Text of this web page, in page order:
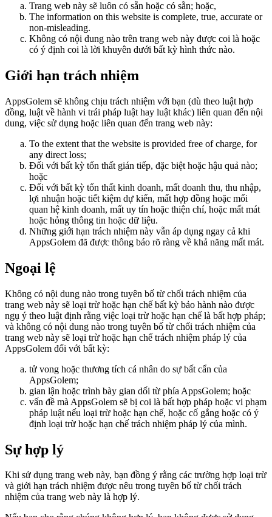
Trang web này sẽ luôn có sẵn hoặc có sẵn; hoặc,
The information on this website is complete, true, accurate or
non-misleading.
Không có nội dung nào trên trang web này được coi là hoặc
có ý định coi là lời khuyên dưới bất kỳ hình thức nào.
Giới hạn trách nhiệm
AppsGolem sẽ không chịu trách nhiệm với bạn (dù theo luật hợp
đồng, luật về hành vi trái pháp luật hay luật khác) liên quan đến nội
dung, việc sử dụng hoặc liên quan đến trang web này:
To the extent that the website is provided free of charge, for
any direct loss;
Đối với bất kỳ tổn thất gián tiếp, đặc biệt hoặc hậu quả nào;
hoặc
Đối với bất kỳ tổn thất kinh doanh, mất doanh thu, thu nhập,
lợi nhuận hoặc tiết kiệm dự kiến, mất hợp đồng hoặc mối
quan hệ kinh doanh, mất uy tín hoặc thiện chí, hoặc mất mát
hoặc hỏng thông tin hoặc dữ liệu.
Những giới hạn trách nhiệm này vẫn áp dụng ngay cả khi
AppsGolem đã được thông báo rõ ràng về khả năng mất mát.
Ngoại lệ
Không có nội dung nào trong tuyên bố từ chối trách nhiệm của
trang web này sẽ loại trừ hoặc hạn chế bất kỳ bảo hành nào được
ngụ ý theo luật định rằng việc loại trừ hoặc hạn chế là bất hợp pháp;
và không có nội dung nào trong tuyên bố từ chối trách nhiệm của
trang web này sẽ loại trừ hoặc hạn chế trách nhiệm pháp lý của
AppsGolem đối với bất kỳ:
tử vong hoặc thương tích cá nhân do sự bất cẩn của
AppsGolem;
gian lận hoặc trình bày gian dối từ phía AppsGolem; hoặc
vấn đề mà AppsGolem sẽ bị coi là bất hợp pháp hoặc vi phạm
pháp luật nếu loại trừ hoặc hạn chế, hoặc cố gắng hoặc có ý
định loại trừ hoặc hạn chế trách nhiệm pháp lý của mình.
Sự hợp lý
Khi sử dụng trang web này, bạn đồng ý rằng các trường hợp loại trừ
và giới hạn trách nhiệm được nêu trong tuyên bố từ chối trách
nhiệm của trang web này là hợp lý.